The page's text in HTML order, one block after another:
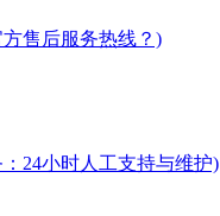
售后服务热线？)
24小时人工支持与维护)